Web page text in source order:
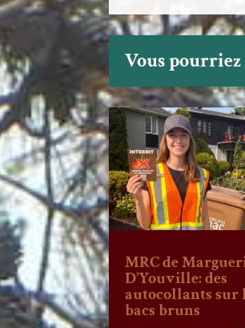
Vous pourriez
MRC de
D’Youville: des
autocollants sur
bacs bruns